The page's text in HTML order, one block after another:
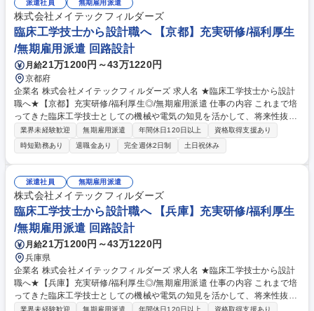
派遣社員 無期雇用派遣
株式会社メイテックフィルダーズ
臨床工学技士から設計職へ 【京都】充実研修/福利厚生
/無期雇用派遣 回路設計
月給21万1200円～43万1220円
京都府
企業名 株式会社メイテックフィルダーズ 求人名 ★臨床工学技士から設計
職へ★【京都】充実研修/福利厚生◎/無期雇用派遣 仕事の内容 これまで培
ってきた臨床工学技士としての機械や電気の知見を活かして、将来性抜群
の設計職にキャリアチェンジしませんか？充実した研修で未経験からでも
プロの設計者を目指せる環境があります。 研修にて一連の流れを学べるた
め、着実に実務スキルを向上させつつカーボンニュートラル実現に向けた
開発など社会的意義の高い取り組みに貢献し、やりがいも感じられる環境
で将来の幅を広げることができます。エンジニアが多数活躍しており、業
務負荷のコントロールもしやすいため、「キャリアも生活も大事にした
い」という方でもご活躍いただけます。 募集職種 ★臨床工学技士から設
計職へ★【京都】充実研修/福利厚生◎/無期雇用派遣
業界未経験歓迎 無期雇用派遣 年間休日120日以上
資格取得支援あり
時短勤務あり
退職金あり 完全週休2日制 土日祝休み
派遣社員 無期雇用派遣
株式会社メイテックフィルダーズ
臨床工学技士から設計職へ 【兵庫】充実研修/福利厚生
/無期雇用派遣 回路設計
月給21万1200円～43万1220円
兵庫県
企業名 株式会社メイテックフィルダーズ 求人名 ★臨床工学技士から設計
職へ★【兵庫】充実研修/福利厚生◎/無期雇用派遣 仕事の内容 これまで培
ってきた臨床工学技士としての機械や電気の知見を活かして、将来性抜群
の設計職にキャリアチェンジしませんか？充実した研修で未経験からでも
業界未経験歓迎 無期雇用派遣 年間休日120日以上
資格取得支援あり